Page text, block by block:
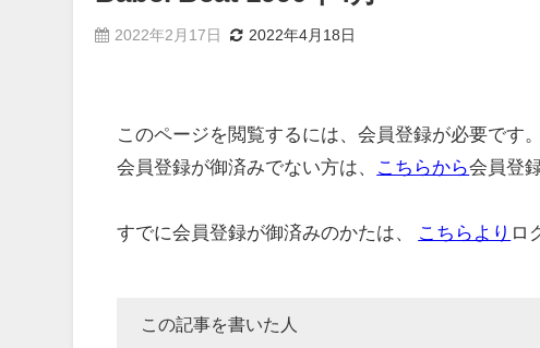
2022年2月17日 2022年4月18日
このページを閲覧するには、会員登録が必要です。
会員登録が御済みでない方は、
こちらから会員登
すでに会員登録が御済みのかたは、 こちらより ロ
この記事を書いた人